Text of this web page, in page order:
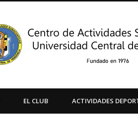
EL CLUB ACTIVIDADES